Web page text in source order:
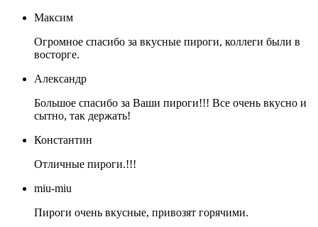
Максим
Огромное спасибо за вкусные пироги, коллеги были в
восторге.
Александр
Большое спасибо за Ваши пироги!!! Все очень вкусно и
сытно, так держать!
Константин
Отличные пироги.!!!
miu-miu
Пироги очень вкусные, привозят горячими.